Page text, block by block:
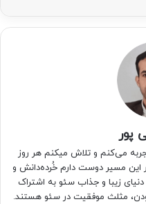
پور
می‌کنم و تلاش میکنم هر روز
این مسیر دوست دارم خُرده‌دانش و
دنیای زیبا و جذاب سئو به اشتراک
مثلث موفقیت در سئو هستند.